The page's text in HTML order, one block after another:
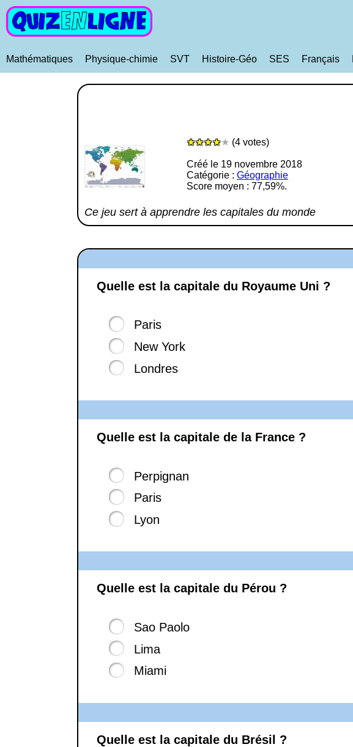
Mathématiques Physique-chimie SVT Histoire-Géo SES Français
★★★★★ (4 votes)
Créé le 19 novembre 2018
Catégorie : Géographie
Score moyen : 77,59%.
Ce jeu sert à apprendre les capitales du monde
Quelle est la capitale du Royaume Uni ?
Paris
New York
Londres
Quelle est la capitale de la France ?
Perpignan
Paris
Lyon
Quelle est la capitale du Pérou ?
Sao Paolo
Lima
Miami
Quelle est la capitale du Brésil ?